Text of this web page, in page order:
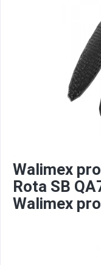
Walimex
Rota SB
Walimex